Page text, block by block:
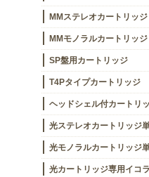
MMステレオカートリッジ
MMモノラルカートリッジ
SP盤用カートリッジ
T4Pタイプカートリッジ
ヘッドシェル付カートリ
光ステレオカートリッジ
光モノラルカートリッジ
光カートリッジ専用イコ